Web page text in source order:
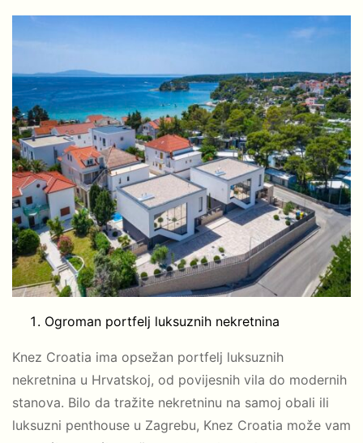
Ogroman portfelj luksuznih nekretnina
Knez Croatia ima opsežan portfelj luksuznih
nekretnina u Hrvatskoj, od povijesnih vila do modernih
stanova. Bilo da tražite nekretninu na samoj obali ili
luksuzni penthouse u Zagrebu, Knez Croatia može vam